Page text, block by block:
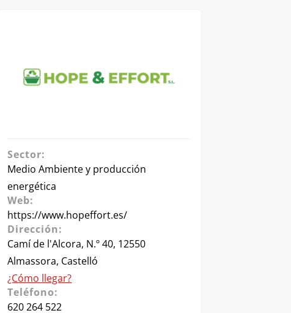
Sector:
Medio Ambiente y producción
energética
Web:
https://www.hopeffort.es/
Dirección:
Camí de l'Alcora, N.º 40, 12550
Almassora, Castelló
¿Cómo llegar?
Teléfono:
620 264 522